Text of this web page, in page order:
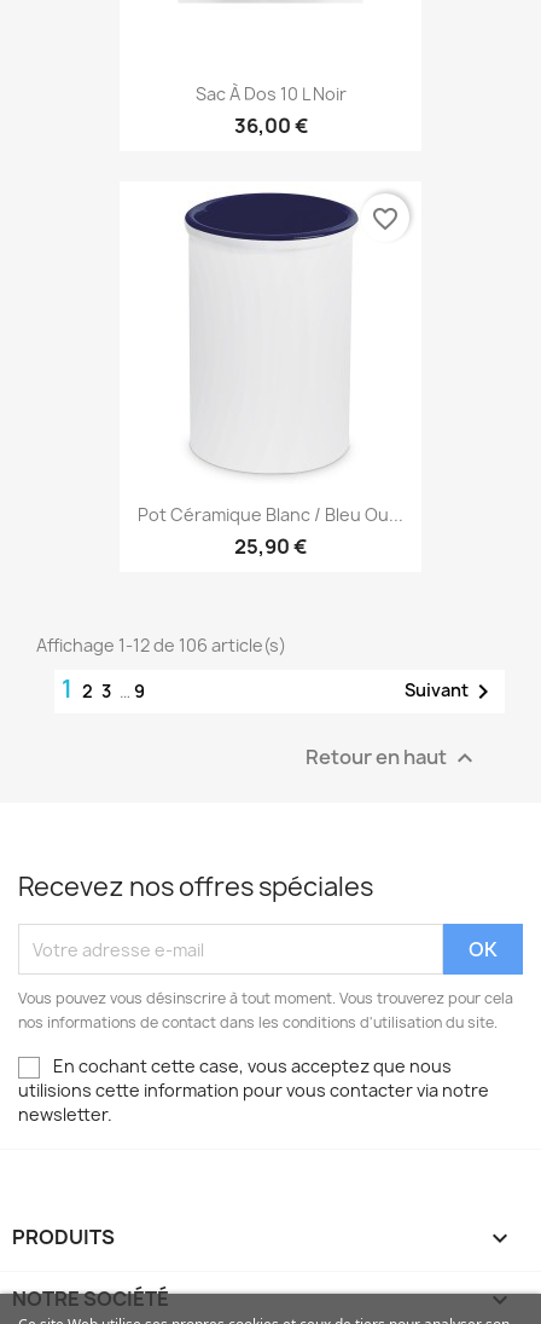
Sac À Dos 10 L Noir
36,00 €
Pot Céramique Blanc / Bleu Ou...
25,90 €
favorite_border
Affichage 1-12 de 106 article(s)
1 2 3 … 9 Suivant 
Retour en haut 
Recevez nos offres spéciales
Vous pouvez vous désinscrire à tout moment. Vous trouverez pour cela
nos informations de contact dans les conditions d'utilisation du site.
En cochant cette case, vous acceptez que nous
utilisions cette information pour vous contacter via notre
newsletter.
PRODUITS 
NOTRE SOCIÉTÉ 